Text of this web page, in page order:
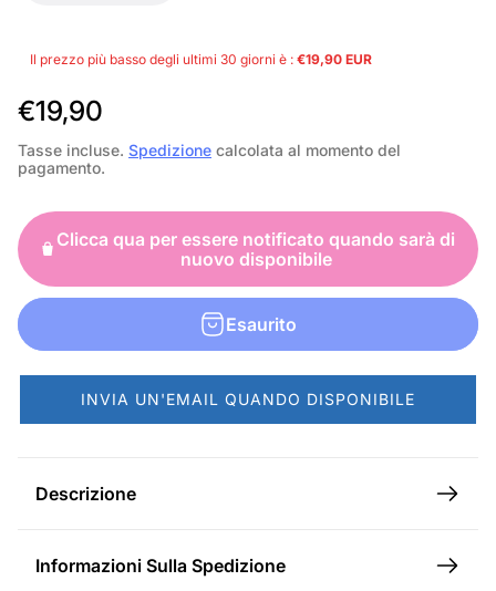
Il prezzo più basso degli ultimi 30 giorni è : €19,90 EUR
P
r
e
z
z
o
n
o
r
m
€19,90
Tasse incluse. Spedizione calcolata al momento del
pagamento.
Clicca qua per essere notificato quando sarà di
nuovo disponibile
Esaurito
INVIA UN'EMAIL QUANDO DISPONIBILE
Descrizione
Informazioni Sulla Spedizione